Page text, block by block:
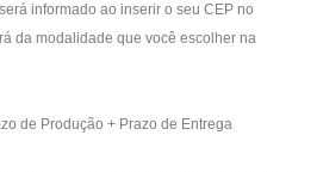
informado ao inserir o seu CEP no
da modalidade que você escolher na
de Produção + Prazo de Entrega